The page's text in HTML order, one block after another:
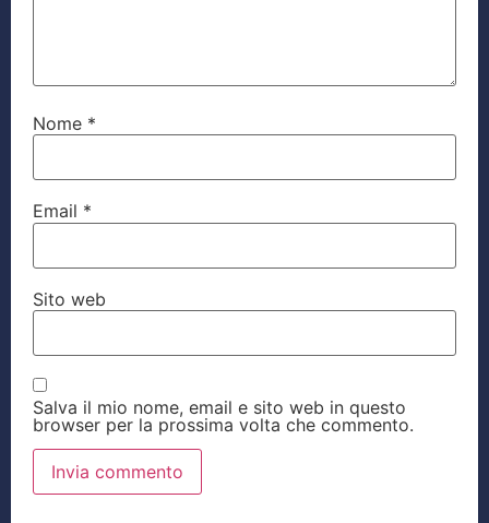
Nome *
Email *
Sito web
Salva il mio nome, email e sito web in questo
browser per la prossima volta che commento.